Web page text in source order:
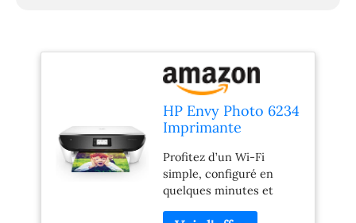
HP Envy Photo 6234
Imprimante
d'encre Couleur (13
ppm, 4800 x 1200
ppp, WiFi,
Impression Mobile,
Profitez d’un Wi-Fi
simple, configuré en
quelques minutes et